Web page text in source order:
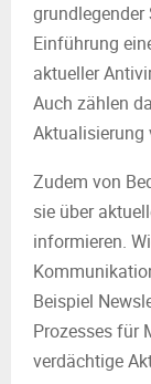
Einführung
aktueller
Auch zählen
Aktualisierung
Zudem von
sie über
informieren.
Beispiel
Prozesses für
verdächtige